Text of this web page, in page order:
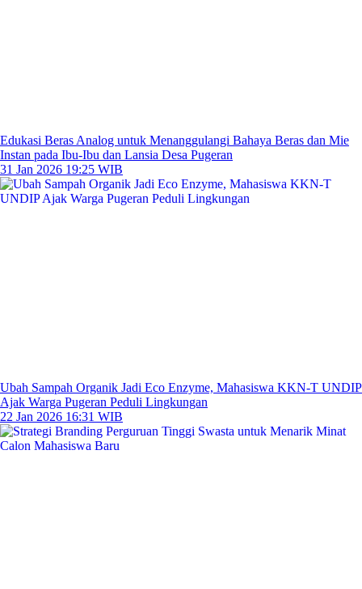
Edukasi Beras Analog untuk Menanggulangi Bahaya Beras dan Mie
Instan pada Ibu-Ibu dan Lansia Desa Pugeran
31 Jan 2026 19:25 WIB
Ubah Sampah Organik Jadi Eco Enzyme, Mahasiswa KKN-T UNDIP
Ajak Warga Pugeran Peduli Lingkungan
22 Jan 2026 16:31 WIB